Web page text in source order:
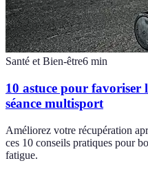
Santé et Bien-être6 min
10 astuce pour favoriser
séance multisport
Améliorez votre récupération
ces 10 conseils pratiques pour
fatigue.